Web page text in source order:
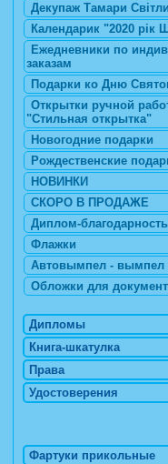
Декупаж Тамари
Календарик "2020 рік
Ежедневники по
заказам
Подарки ко Дню
Открытки ручной
"Стильная открытка"
Новогодние подарки
Рождественские
НОВИНКИ
СКОРО В ПРОДАЖЕ
Диплом-
Флажки
Автовымпел - вымпел
Обложки для
Дипломы
Книга-шкатулка
Права
Удостоверения
Фартуки прикольные